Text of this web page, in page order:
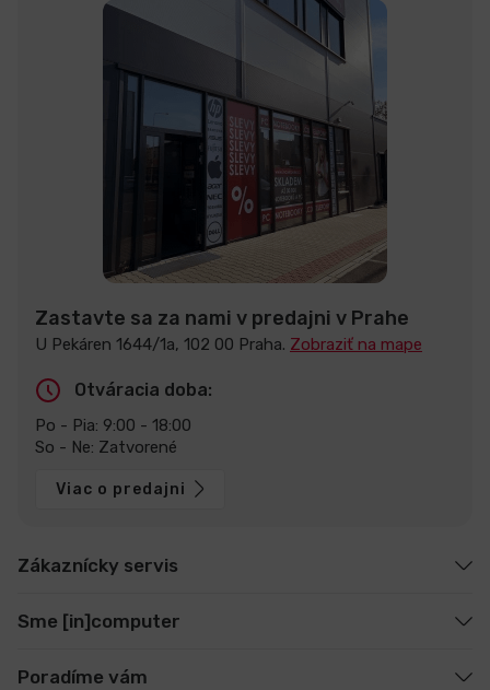
Zastavte sa za nami v predajni v Prahe
U Pekáren 1644/1a, 102 00 Praha. Zobraziť na mape
Otváracia doba:
Po - Pia: 9:00 - 18:00
So - Ne: Zatvorené
Viac o predajni
Zákaznícky servis
Sme [in]computer
Poradíme vám